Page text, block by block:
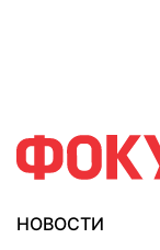
НОВОСТИ